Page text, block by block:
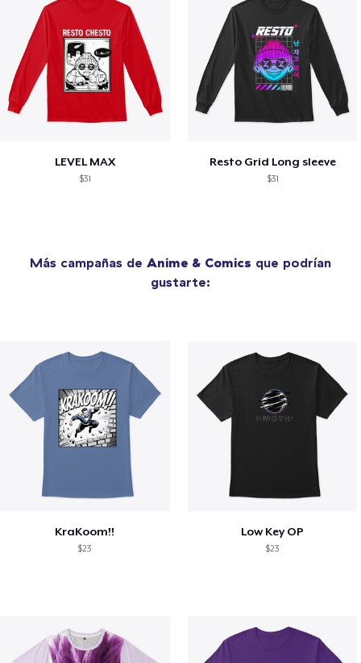
LEVEL MAX
$31
Resto Grid Long sleeve
$31
Más campañas de Anime & Comics que podrían
gustarte:
KraKoom!!
$23
Low Key OP
$23